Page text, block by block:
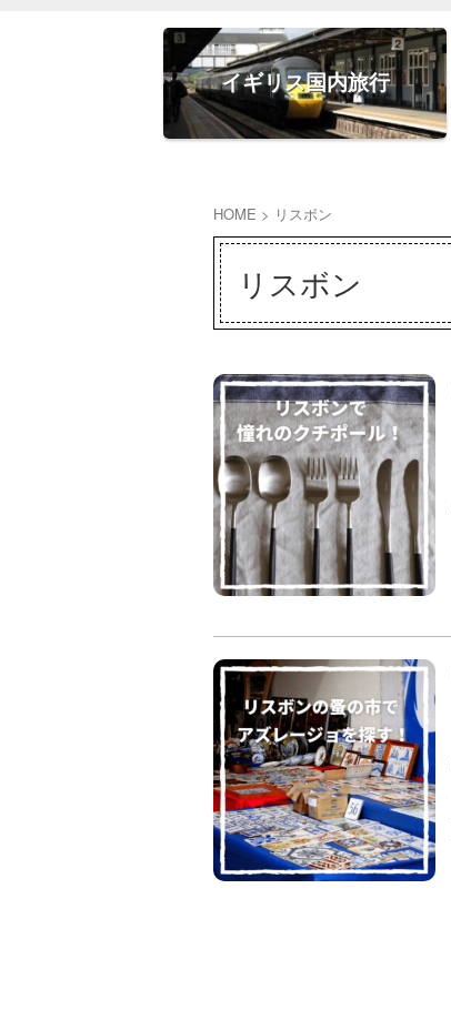
イギリス国内旅行
HOME > リスボン
リスボン